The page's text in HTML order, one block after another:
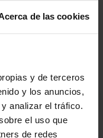
de las cookies
y de terceros
y los anuncios,
analizar el tráfico.
el uso que
de redes
del SASKI BASKONIA